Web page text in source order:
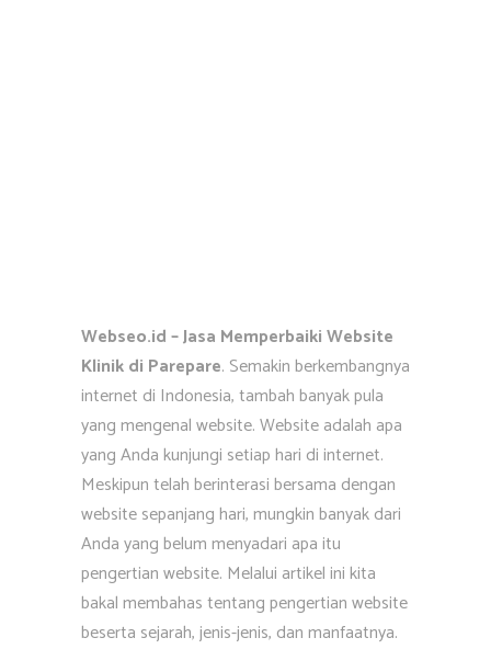
Webseo.id – Jasa Memperbaiki Website
Klinik di Parepare. Semakin berkembangnya
internet di Indonesia, tambah banyak pula
yang mengenal website. Website adalah apa
yang Anda kunjungi setiap hari di internet.
Meskipun telah berinterasi bersama dengan
website sepanjang hari, mungkin banyak dari
Anda yang belum menyadari apa itu
pengertian website. Melalui artikel ini kita
bakal membahas tentang pengertian website
beserta sejarah, jenis-jenis, dan manfaatnya.